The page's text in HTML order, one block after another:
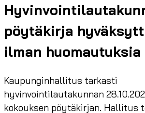
pöytäkirja
ilman huomautuksia
Kaupunginhallitus tarkasti
hyvinvointilautakunnan
kokouksen pöytäkirjan. Hallitus